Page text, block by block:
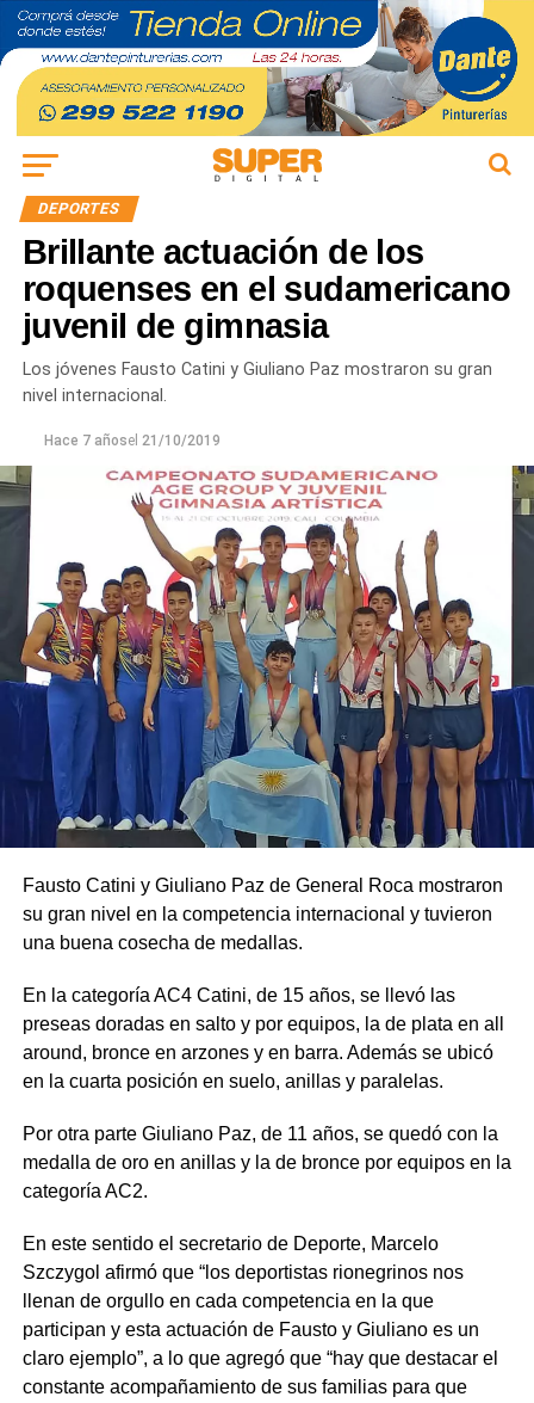
DEPORTES
Brillante actuación de los
roquenses en el sudamericano
juvenil de gimnasia
Los jóvenes Fausto Catini y Giuliano Paz mostraron su gran
nivel internacional.
Hace 7 añosel 21/10/2019
Fausto Catini y Giuliano Paz de General Roca mostraron
su gran nivel en la competencia internacional y tuvieron
una buena cosecha de medallas.
En la categoría AC4 Catini, de 15 años, se llevó las
preseas doradas en salto y por equipos, la de plata en all
around, bronce en arzones y en barra. Además se ubicó
en la cuarta posición en suelo, anillas y paralelas.
Por otra parte Giuliano Paz, de 11 años, se quedó con la
medalla de oro en anillas y la de bronce por equipos en la
categoría AC2.
En este sentido el secretario de Deporte, Marcelo
Szczygol afirmó que “los deportistas rionegrinos nos
llenan de orgullo en cada competencia en la que
participan y esta actuación de Fausto y Giuliano es un
claro ejemplo”, a lo que agregó que “hay que destacar el
constante acompañamiento de sus familias para que